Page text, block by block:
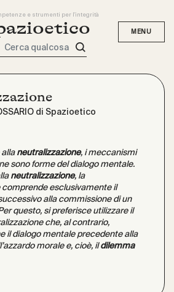
e strumenti per l'integrità
qualcosa
di Spazioetico
alla neutralizzazione, i meccanismi
sono forme del dialogo mentale.
neutralizzazione, la
comprende esclusivamente il
alla commissione di un
questo, si preferisce utilizzare il
che, al contrario,
il dialogo mentale precedente alla
morale e, cioè, ildilemma